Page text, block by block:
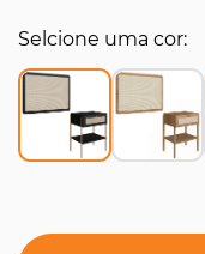
Selcione uma cor